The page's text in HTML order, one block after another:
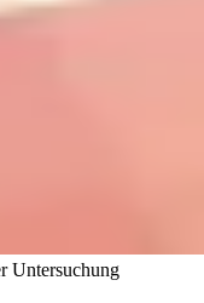
Untersuchung